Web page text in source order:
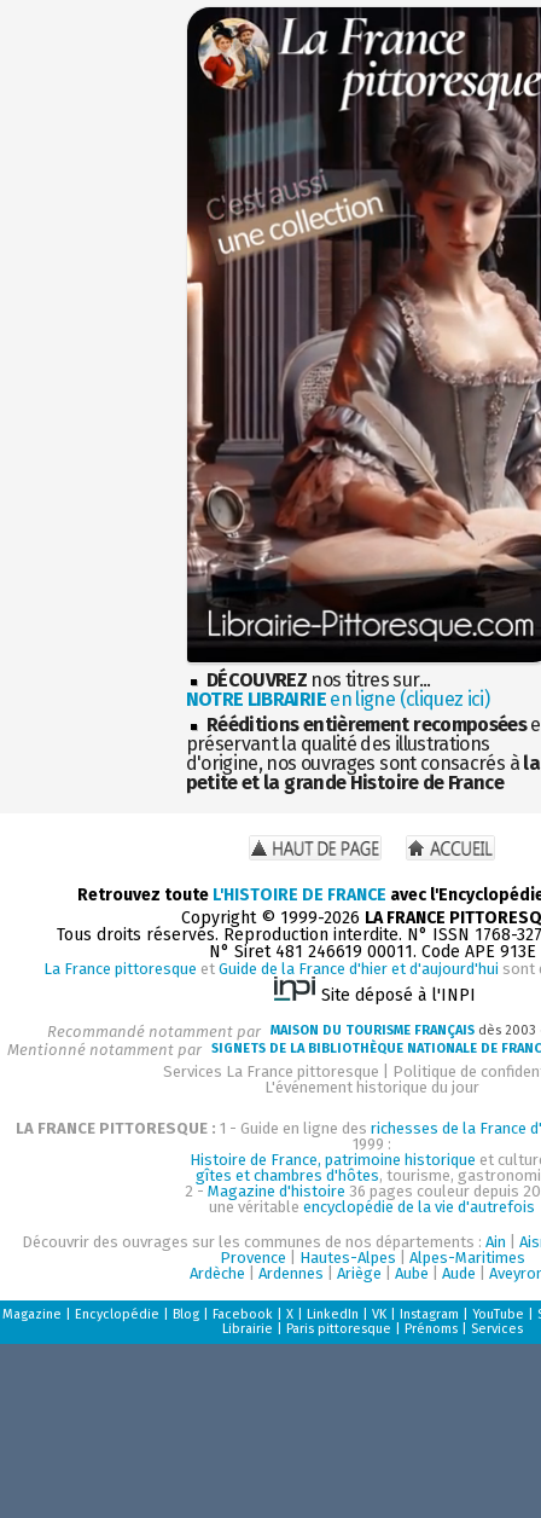
DÉCOUVREZ nos titres sur...
NOTRE LIBRAIRIEen ligne (cliquez ici)
Rééditions entièrement recomposées
préservant la qualité des illustrations
d'origine, nos ouvrages sont consacrés à la
petite et la grande Histoire de France
Retrouvez toute L'HISTOIRE DE FRANCE avec
Copyright © 1999-2026 LA FRANCE
Tous droits réservés. Reproduction interdite. N° ISSN 1768-
N° Siret 481 246619 00011. Code APE 913E
La France pittoresque et Guide de la France d'hier et d'aujourd'hui sont
Site déposé à l'INPI
Recommandé notamment par MAISON DU TOURISME FRANÇAIS dès
Mentionné notamment par SIGNETS DE LA BIBLIOTHÈQUE NATIONALE DE
Services La France pittoresque
Politique de
L'événement historique du jour
LA FRANCE PITTORESQUE : 1 - Guide en ligne des richesses de la France
1999 :
Histoire de France, patrimoine historique et
gîtes et chambres d'hôtes, tourisme,
2 - Magazine d'histoire 36 pages couleur depuis
une véritable encyclopédie de la vie d'autrefois
Découvrir des ouvrages sur les communes de nos départements : Ain
Provence
Hautes-Alpes
Alpes-Maritimes
Ardèche
Ardennes Ariège Aube Aude
Magazine Encyclopédie Blog| Facebook| X| LinkedIn VK| Instagram YouTube
Librairie
Paris pittoresque Prénoms| Services